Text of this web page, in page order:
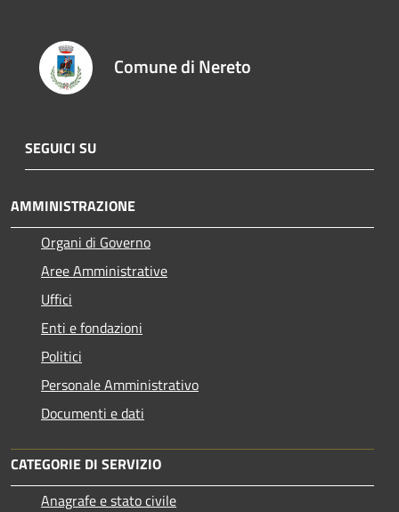
Comune di Nereto
SEGUICI SU
AMMINISTRAZIONE
Organi di Governo
Aree Amministrative
Uffici
Enti e fondazioni
Politici
Personale Amministrativo
Documenti e dati
CATEGORIE DI SERVIZIO
Anagrafe e stato civile